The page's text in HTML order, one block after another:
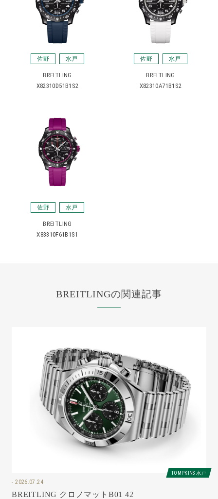
佐野 水戸
BREITLING
X82310D51B1S2
佐野 水戸
BREITLING
X82310A71B1S2
佐野 水戸
BREITLING
X83310F61B1S1
BREITLINGの関連記事
TOMPKINS 水戸
2026.07.24
BREITLING クロノマットB01 42